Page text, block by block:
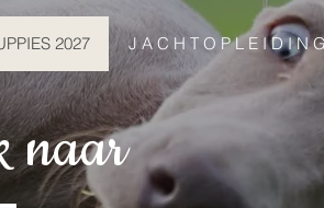
2027 J A C H T O P L E I D I N G
naar